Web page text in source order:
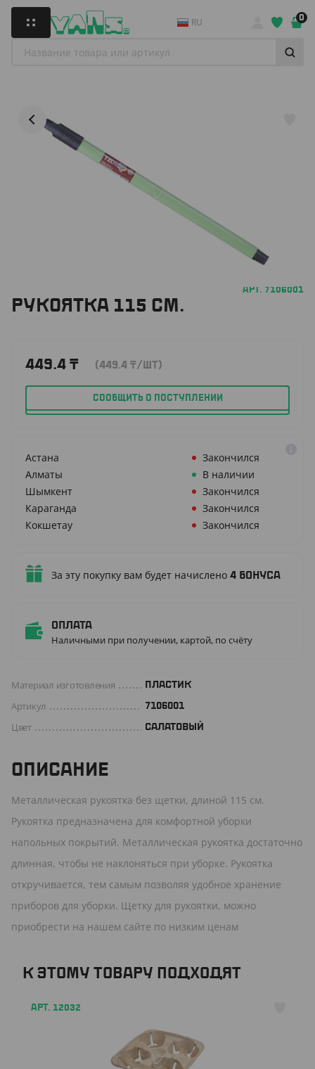
RU 0
РУКОЯТКА 115 СМ.
АРТ. 7106001
449.4 ₸ (449.4 ₸/ШТ)
СООБЩИТЬ О ПОСТУПЛЕНИИ
Астана
Закончился
Алматы
В наличии
Шымкент
Закончился
Караганда
Закончился
Кокшетау
Закончился
За эту покупку вам будет начислено 4 бонуса
Оплата
Наличными при получении, картой, по счёту
Материал изготовления ПЛАСТИК
Артикул 7106001
Цвет САЛАТОВЫЙ
ОПИСАНИЕ
Металлическая рукоятка без щетки, длиной 115 см.
Рукоятка предназначена для комфортной уборки
напольных покрытий. Металлическая рукоятка достаточно
длинная, чтобы не наклоняться при уборке. Рукоятка
откручивается, тем самым позволяя удобное хранение
приборов для уборки. Щетку для рукоятки, можно
приобрести на нашем сайте по низким ценам
К ЭТОМУ ТОВАРУ ПОДХОДЯТ
АРТ. 12032